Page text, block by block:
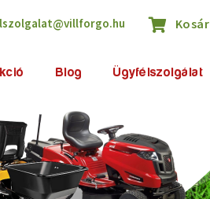
Kosár
Blog Ügyfélszolgálat